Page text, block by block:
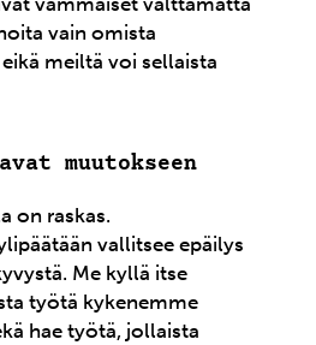
vain omista
meiltä voi sellaista
muutokseen
on raskas.
vallitsee epäilys
Me kyllä itse
työtä kykenemme
hae työtä, jollaista